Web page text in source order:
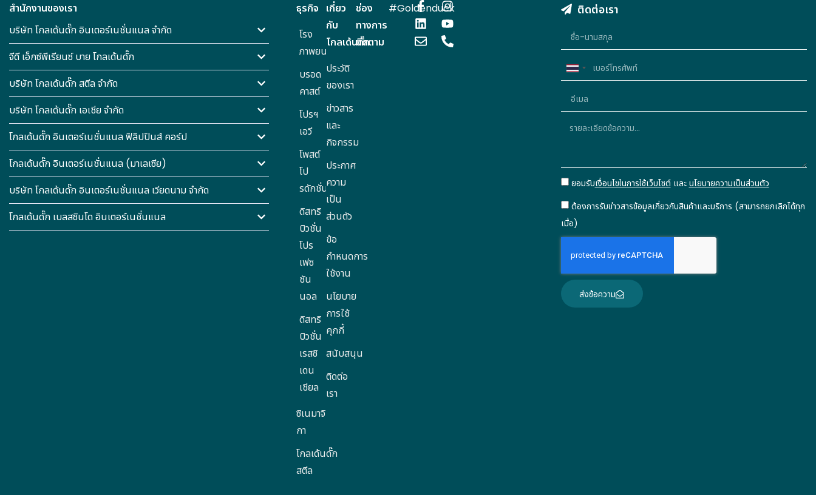
สำนักงานของเรา
บริษัท โกลเด้นดั๊ก อินเตอร์เนชั่นแนล จำกัด
จีดี เอ็กซ์พีเรียนซ์ บาย โกลเด้นดั๊ก
บริษัท โกลเด้นดั๊ก สตีล จำกัด
บริษัท โกลเด้นดั๊ก เอเชีย จำกัด
โกลเด้นดั๊ก อินเตอร์เนชั่นแนล ฟิลิปปินส์ คอร์ป
โกลเด้นดั๊ก อินเตอร์เนชั่นแนล (มาเลเซีย)
บริษัท โกลเด้นดั๊ก อินเตอร์เนชั่นแนล เวียดนาม จำกัด
โกลเด้นดั๊ก เบลสซินโด อินเตอร์เนชั่นแนล
ธุรกิจ
ดิสทริ
บิวชั่น
เรสซิ
เดน
เชียล
ดิสทริ
บิวชั่น
โปร
เฟซ
ชัน
นอล
โพสต์
โป
รดักชั่น
โปรฯ
เอวี
บรอด
คาสต์
โรง
ภาพยนตร์
ซิเนมาจิ
กา
โกลเด้นดั๊ก
สตีล
เกี่ยว
กับ
โกลเด้นดั๊ก
ประวัติ
ของเรา
ข่าวสาร
และ
กิจกรรม
ประกาศ
ความ
เป็น
ส่วนตัว
ข้อ
กำหนดการ
ใช้งาน
นโยบาย
การใช้
คุกกี้
สนับสนุน
ติดต่อ
เรา
ช่อง
ทางการ
ติดตาม
#Goldenduck ติดต่อเรา
Thailand
ยอมรับเงื่อนไขในการใช้เว็บไซต์และ นโยบายความเป็นส่วนตัว
ต้องการรับข่าวสารข้อมูลเกี่ยวกับสินค้าและบริการ (สามารถยกเลิกได้ทุก
เมื่อ)
ส่งข้อความ